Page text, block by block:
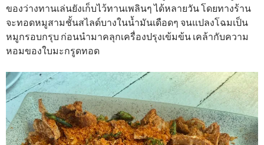
ของว่างทานเล่นยังเก็บไว้ทานเพลินๆ ได้หลายวัน โดยทางร้าน
จะทอดหมูสามชั้นสไลด์บางในน้ำมันเดือดๆ จนแปลงโฉมเป็น
หมูกรอบกรุบ ก่อนนำมาคลุกเครื่องปรุงเข้มข้น เคล้ากับความ
หอมของใบมะกรูดทอด